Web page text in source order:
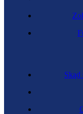
Skąd